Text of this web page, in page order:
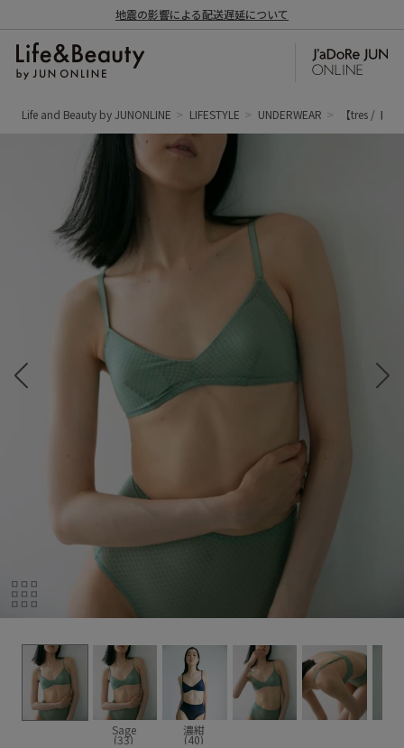
地震の影響による配送遅延について
Life and Beauty by JUNONLINE LIFESTYLE UNDERWEAR 【tres / ト
Sage
(33)
濃紺
(40)